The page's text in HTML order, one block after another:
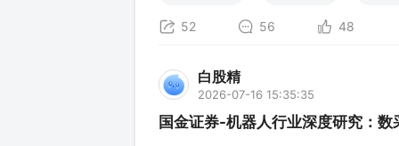
52 56 48
白股精
2026-07-16 15:35:35
国金证券-机器人行业深度研究：